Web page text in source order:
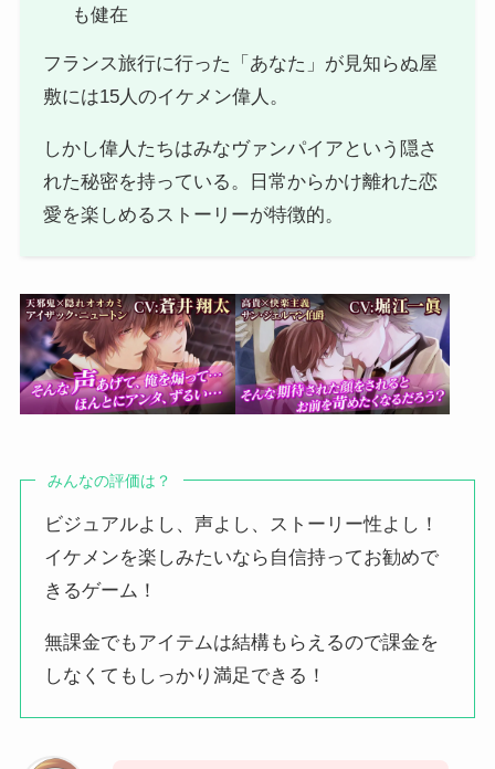
も健在
フランス旅行に行った「あなた」が見知らぬ屋
敷には15人のイケメン偉人。
しかし偉人たちはみなヴァンパイアという隠さ
れた秘密を持っている。日常からかけ離れた恋
愛を楽しめるストーリーが特徴的。
みんなの評価は？
ビジュアルよし、声よし、ストーリー性よし！
イケメンを楽しみたいなら自信持ってお勧めで
きるゲーム！
無課金でもアイテムは結構もらえるので課金を
しなくてもしっかり満足できる！